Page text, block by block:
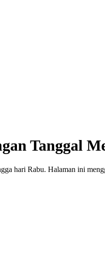
Tanggal
hari Rabu. Halaman ini